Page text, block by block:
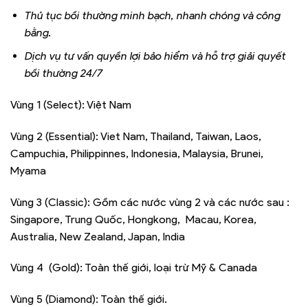
Thủ tục bồi thường minh bạch, nhanh chóng và công
bằng.
Dịch vụ tư vấn quyền lợi bảo hiểm và hỗ trợ giải quyết
bồi thường 24/7
Vùng 1 (Select): Việt Nam
Vùng 2 (Essential): Viet Nam, Thailand, Taiwan, Laos,
Campuchia, Philippinnes, Indonesia, Malaysia, Brunei,
Myama
Vùng 3 (Classic): Gồm các nước vùng 2 và các nước sau :
Singapore, Trung Quốc, Hongkong, Macau, Korea,
Australia, New Zealand, Japan, India
Vùng 4 (Gold): Toàn thế giới, loại trừ Mỹ & Canada
Vùng 5 (Diamond): Toàn thế giới.